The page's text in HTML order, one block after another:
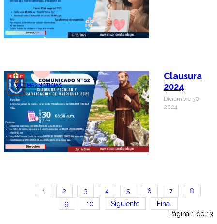
ÚLTIMAS NOTICIAS
Clausura
2024
Diciembre 30,
2024
1 2 3 4 5 6 7
8
9
10 Siguiente
Final
Página 1 de 13